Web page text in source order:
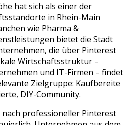
hat sich als einer der
in Rhein-Main
wie Pharma &
bietet die Stadt
die über Pinterest
Wirtschaftsstruktur –
und IT-Firmen – findet
Zielgruppe: Kaufbereite
DIY-Community.
professioneller Pinterest